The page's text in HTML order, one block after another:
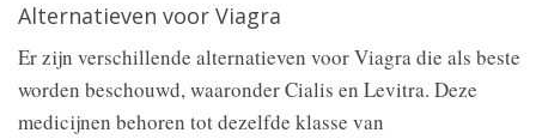
Alternatieven voor Viagra
Er zijn verschillende alternatieven voor Viagra die als beste
worden beschouwd, waaronder Cialis en Levitra. Deze
medicijnen behoren tot dezelfde klasse van